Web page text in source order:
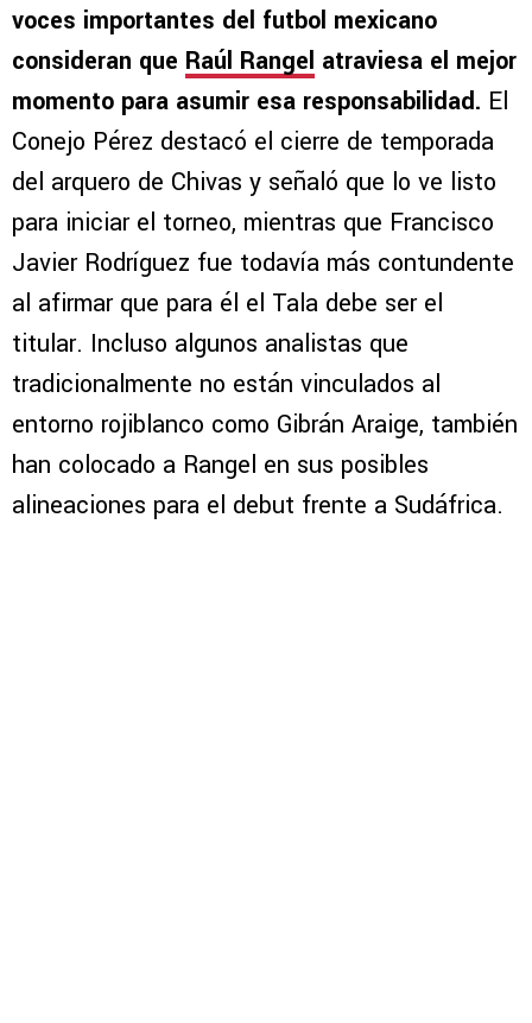
voces importantes del futbol mexicano
consideran que Raúl Rangel atraviesa el mejor
momento para asumir esa responsabilidad. El
Conejo Pérez destacó el cierre de temporada
del arquero de Chivas y señaló que lo ve listo
para iniciar el torneo, mientras que Francisco
Javier Rodríguez fue todavía más contundente
al afirmar que para él el Tala debe ser el
titular. Incluso algunos analistas que
tradicionalmente no están vinculados al
entorno rojiblanco como Gibrán Araige, también
han colocado a Rangel en sus posibles
alineaciones para el debut frente a Sudáfrica.